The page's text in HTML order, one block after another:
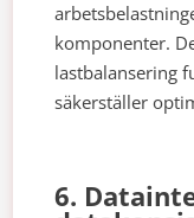
komponenter.
lastbalansering
säkerställer
6.